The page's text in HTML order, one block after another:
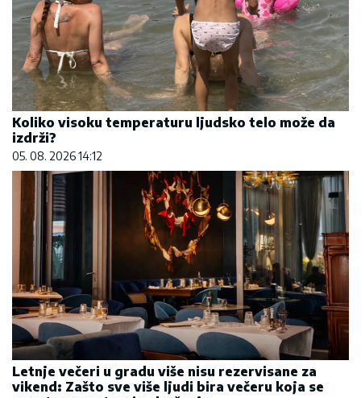
Koliko visoku temperaturu ljudsko telo može da
izdrži?
05. 08. 2026 14:12
Letnje večeri u gradu više nisu rezervisane za
vikend: Zašto sve više ljudi bira večeru koja se